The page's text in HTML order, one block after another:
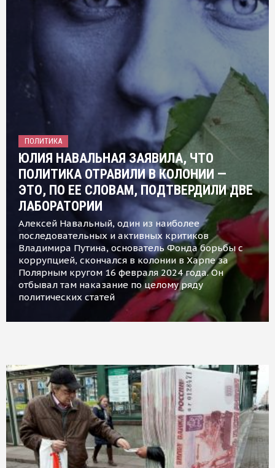
ПОЛИТИКА
ЮЛИЯ НАВАЛЬНАЯ ЗАЯВИЛА, ЧТО
ПОЛИТИКА ОТРАВИЛИ В КОЛОНИИ —
ЭТО, ПО ЕЕ СЛОВАМ, ПОДТВЕРДИЛИ ДВЕ
ЛАБОРАТОРИИ
Алексей Навальный, один из наиболее
последовательных и активных критиков
Владимира Путина, основатель Фонда борьбы с
коррупцией, скончался в колонии в Харпе за
Полярным кругом 16 февраля 2024 года. Он
отбывал там наказание по целому ряду
политических статей